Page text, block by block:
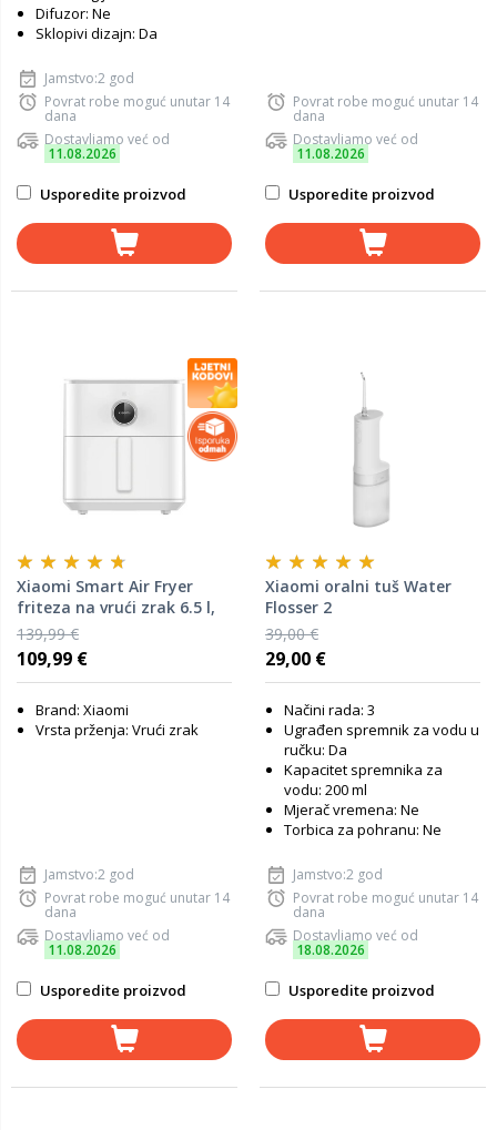
Difuzor: Ne
Sklopivi dizajn: Da
Jamstvo:2 god
Povrat robe moguć unutar 14
dana
Dostavljamo već od
11.08.2026
Usporedite proizvod
Povrat robe moguć unutar 14
dana
Dostavljamo već od
11.08.2026
Usporedite proizvod
Xiaomi Smart Air Fryer
friteza na vrući zrak 6.5 l,
bijela
139,99 €
109,99 €
Brand: Xiaomi
Vrsta prženja: Vrući zrak
Jamstvo:2 god
Povrat robe moguć unutar 14
dana
Dostavljamo već od
11.08.2026
Usporedite proizvod
Xiaomi oralni tuš Water
Flosser 2
39,00 €
29,00 €
Načini rada: 3
Ugrađen spremnik za vodu u
ručku: Da
Kapacitet spremnika za
vodu: 200 ml
Mjerač vremena: Ne
Torbica za pohranu: Ne
Jamstvo:2 god
Povrat robe moguć unutar 14
dana
Dostavljamo već od
18.08.2026
Usporedite proizvod